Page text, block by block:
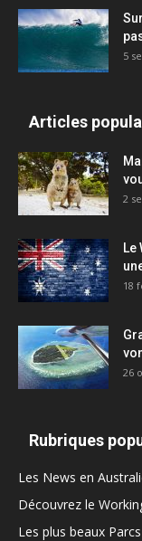
5
Articles
2
Le
18
26
Rubriques
Les News en
Découvrez le
Les plus beaux